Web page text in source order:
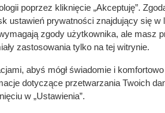
na wilgoć, np. z
poprzez kliknięcie „Akceptuję”.
ustawień prywatności znajdujący się w
zgody użytkownika, ale masz
zastosowania tylko na tej witrynie.
abyś mógł świadomie i
dotyczące przetwarzania Twoich
w „Ustawienia”.